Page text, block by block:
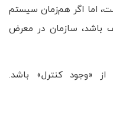
اما اگر هم‌زمان سیستم
باشد، سازمان در معرض
از «وجود کنترل» باشد.